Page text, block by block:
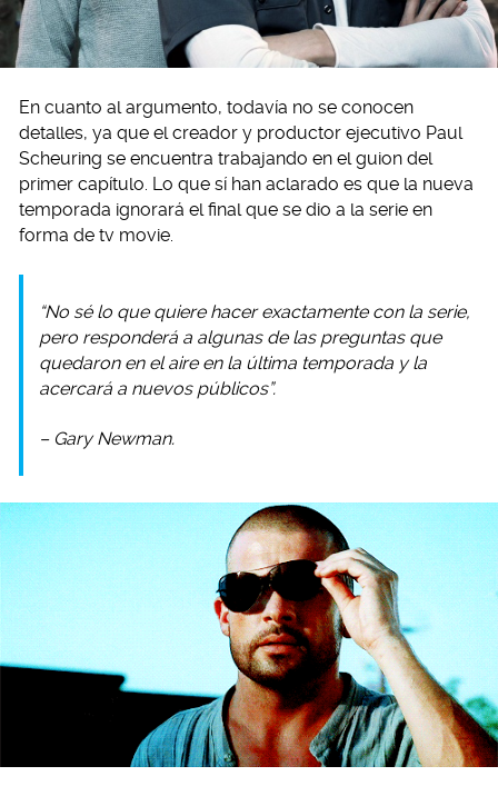
En cuanto al argumento, todavía no se conocen
detalles, ya que el creador y productor ejecutivo Paul
Scheuring se encuentra trabajando en el guion del
primer capítulo. Lo que sí han aclarado es que la nueva
temporada ignorará el final que se dio a la serie en
forma de tv movie.
“No sé lo que quiere hacer exactamente con la serie,
pero responderá a algunas de las preguntas que
quedaron en el aire en la última temporada y la
acercará a nuevos públicos”.
– Gary Newman.